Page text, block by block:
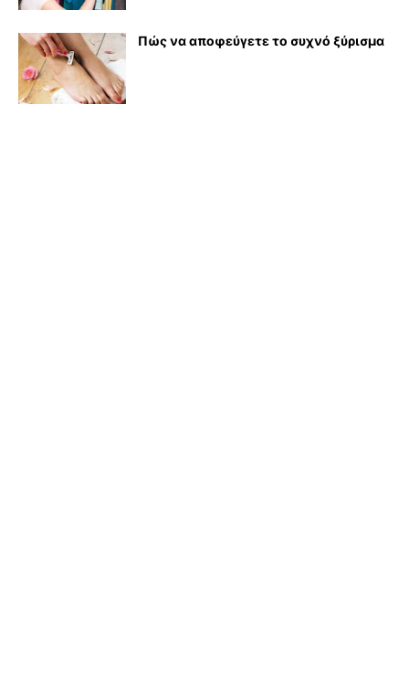
Πώς να αποφεύγετε το συχνό ξύρισμα